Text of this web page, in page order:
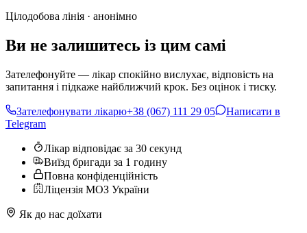
Цілодобова лінія · анонімно
Ви не залишитесь із цим самі
Зателефонуйте — лікар спокійно вислухає, відповість на
запитання і підкаже найближчий крок. Без оцінок і тиску.
Зателефонувати лікарю+38 (067) 111 29 05
Написати в
Telegram
Лікар відповідає за 30 секунд
Виїзд бригади за 1 годину
Повна конфіденційність
Ліцензія МОЗ України
Як до нас доїхати